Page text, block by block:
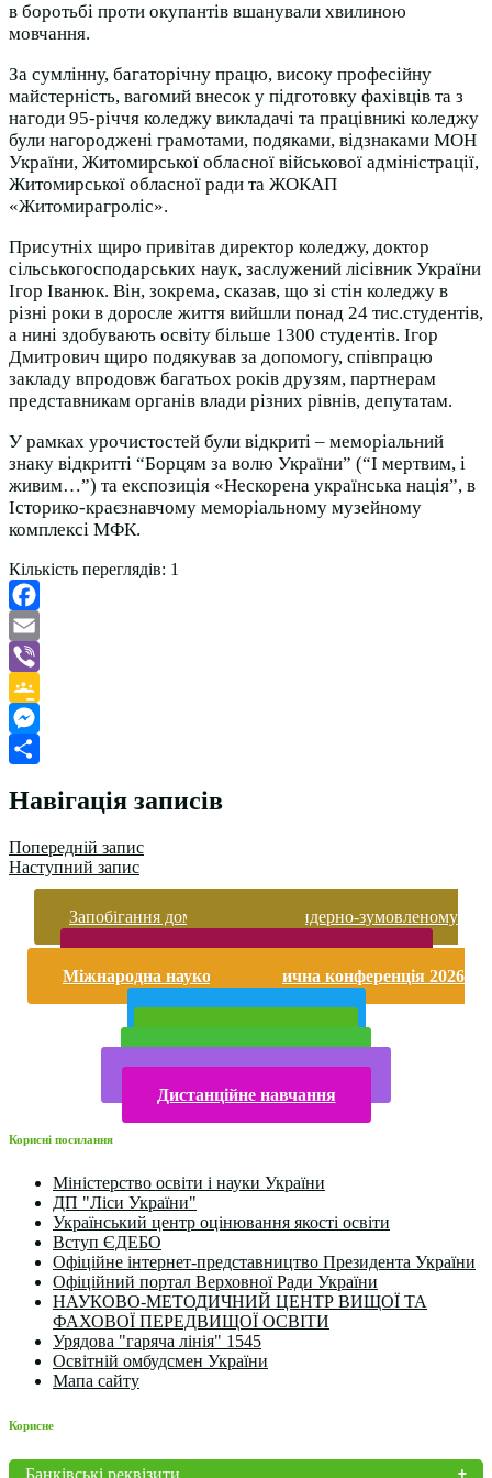
в боротьбі проти окупантів вшанували хвилиною
мовчання.
За сумлінну, багаторічну працю, високу професійну
майстерність, вагомий внесок у підготовку фахівців та з
нагоди 95-річчя коледжу викладачі та працівникі коледжу
були нагороджені грамотами, подяками, відзнаками МОН
України, Житомирської обласної військової адміністрації,
Житомирської обласної ради та ЖОКАП
«Житомирагроліс».
Присутніх щиро привітав директор коледжу, доктор
сільськогосподарських наук, заслужений лісівник України
Ігор Іванюк. Він, зокрема, сказав, що зі стін коледжу в
різні роки в доросле життя вийшли понад 24 тис.студентів,
а нині здобувають освіту більше 1300 студентів. Ігор
Дмитрович щиро подякував за допомогу, співпрацю
закладу впродовж багатьох років друзям, партнерам
представникам органів влади різних рівнів, депутатам.
У рамках урочистостей були відкриті – меморіальний
знаку відкритті “Борцям за волю України” (“І мертвим, і
живим…”) та експозиція «Нескорена українська нація”, в
Історико-краєзнавчому меморіальному музейному
комплексі МФК.
Кількість переглядів: 1
Facebook
Email
Viber
Google
Classroom
Messenger
Навігація записів
Попередній запис
Наступний запис
Запобігання домашньому та гендерно-зумовленому
Міжнародна науково-практична конференція 2026
Дистанційне навчання
Корисні посилання
Міністерство освіти і науки України
ДП "Ліси України"
Український центр оцінювання якості освіти
Вступ ЄДЕБО
Офіційне інтернет-представництво Президента України
Офіційний портал Верховної Ради України
НАУКОВО-МЕТОДИЧНИЙ ЦЕНТР ВИЩОЇ ТА
ФАХОВОЇ ПЕРЕДВИЩОЇ ОСВІТИ
Урядова "гаряча лінія" 1545
Освітній омбудсмен України
Мапа сайту
Корисне
Банківські реквізити